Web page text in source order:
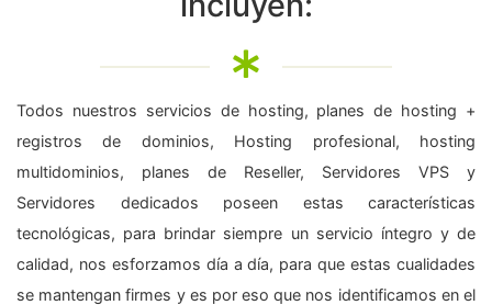
Todos nuestros servicios de hosting, planes de hosting +
registros de dominios, Hosting profesional, hosting
multidominios, planes de Reseller, Servidores VPS y
Servidores dedicados poseen estas características
tecnológicas, para brindar siempre un servicio íntegro y de
calidad, nos esforzamos día a día, para que estas cualidades
se mantengan firmes y es por eso que nos identificamos en el